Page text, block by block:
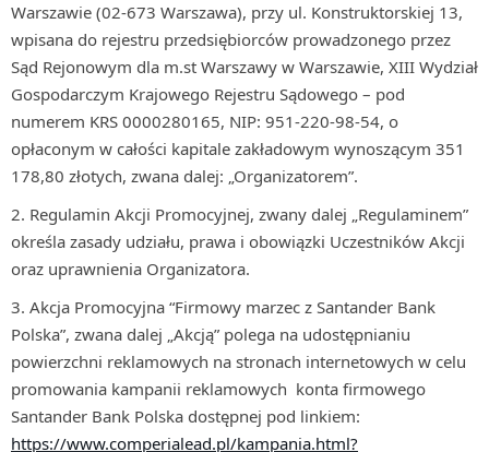
Warszawie (02-673 Warszawa), przy ul. Konstruktorskiej 13,
wpisana do rejestru przedsiębiorców prowadzonego przez
Sąd Rejonowym dla m.st Warszawy w Warszawie, XIII Wydział
Gospodarczym Krajowego Rejestru Sądowego – pod
numerem KRS 0000280165, NIP: 951-220-98-54, o
opłaconym w całości kapitale zakładowym wynoszącym 351
178,80 złotych, zwana dalej: „Organizatorem”.
Regulamin Akcji Promocyjnej, zwany dalej „Regulaminem”
określa zasady udziału, prawa i obowiązki Uczestników Akcji
oraz uprawnienia Organizatora.
Akcja Promocyjna “Firmowy marzec z Santander Bank
Polska”, zwana dalej „Akcją” polega na udostępnianiu
powierzchni reklamowych na stronach internetowych w celu
promowania kampanii reklamowych konta firmowego
Santander Bank Polska dostępnej pod linkiem:
https://www.comperialead.pl/kampania.html?